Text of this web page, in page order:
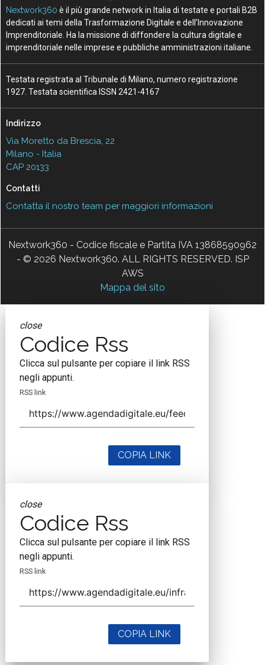
Nextwork360 è il più grande network in Italia di testate e portali B2B
dedicati ai temi della Trasformazione Digitale e dell’Innovazione
Imprenditoriale. Ha la missione di diffondere la cultura digitale e
imprenditoriale nelle imprese e pubbliche amministrazioni italiane.
Testata registrata al Tribunale di Milano, numero registrazione
1927. Testata scientifica ISSN 2421-4167
Indirizzo
Via Moretto da Brescia, 22
Milano - Italia
CAP 20133
Contatti
Contatta il nostro team per maggiori informazioni
Nextwork360 - Codice fiscale e Partita IVA 13868590962
- © 2026 Nextwork360. ALL RIGHTS RESERVED. ISP
AWS
Mappa del sito
close
Codice Rss
Clicca sul pulsante per copiare il link RSS
negli appunti.
RSS link
COPIA LINK
close
Codice Rss
Clicca sul pulsante per copiare il link RSS
negli appunti.
RSS link
COPIA LINK